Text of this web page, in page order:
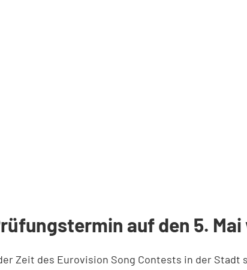
auf den 5.
Zeit des Eurovision Song Contests in der